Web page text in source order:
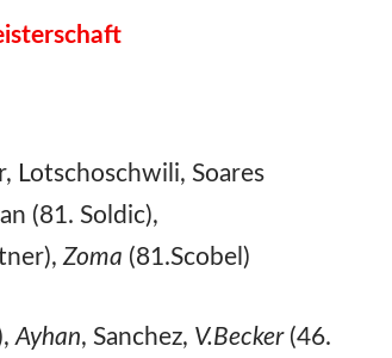
Lotschoschwili, Soares
(81. Soldic),
Zoma (81.Scobel)
Ayhan, Sanchez, V.Becker(46.